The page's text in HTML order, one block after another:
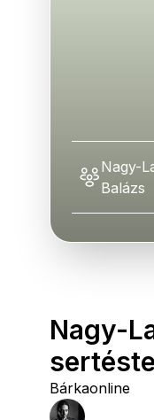
Nagy-
Balázs
Nagy-
Bárkaonline